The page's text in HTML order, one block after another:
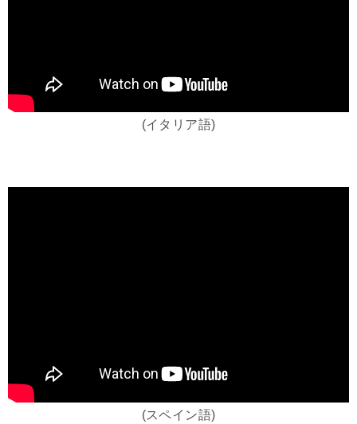
(イタリア語)
(スペイン語)